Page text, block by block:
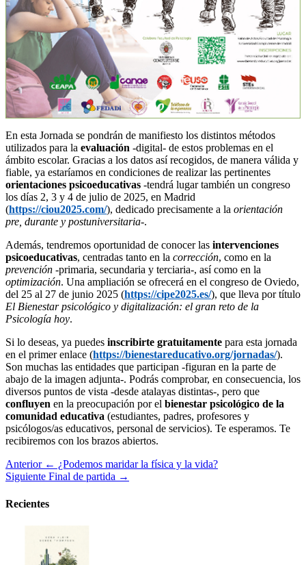
En esta Jornada se pondrán de manifiesto los distintos métodos
utilizados para la evaluación -digital- de estos problemas en el
ámbito escolar. Gracias a los datos así recogidos, de manera válida y
fiable, ya estaríamos en condiciones de realizar las pertinentes
orientaciones psicoeducativas -tendrá lugar también un congreso
los días 2, 3 y 4 de julio de 2025, en Madrid
(https://ciou2025.com/), dedicado precisamente a la orientación
pre, durante y postuniversitaria-.
Además, tendremos oportunidad de conocer las intervenciones
psicoeducativas, centradas tanto en la corrección, como en la
prevención -primaria, secundaria y terciaria-, así como en la
optimización. Una ampliación se ofrecerá en el congreso de Oviedo,
del 25 al 27 de junio 2025 (https://cipe2025.es/), que lleva por título
El Bienestar psicológico y digitalización: el gran reto de la
Psicología hoy.
Si lo deseas, ya puedes inscribirte gratuitamente para esta jornada
en el primer enlace (https://bienestareducativo.org/jornadas/).
Son muchas las entidades que participan -figuran en la parte de
abajo de la imagen adjunta-. Podrás comprobar, en consecuencia, los
diversos puntos de vista -desde atalayas distintas-, pero que
confluyen en la preocupación por el bienestar psicológico de la
comunidad educativa (estudiantes, padres, profesores y
psicólogos/as educativos, personal de servicios). Te esperamos. Te
recibiremos con los brazos abiertos.
Anterior ← ¿Podemos maridar la física y la vida?
Siguiente Final de partida →
Recientes